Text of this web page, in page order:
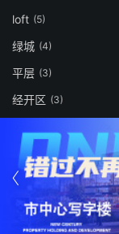
loft (5)
绿城 (4)
平层 (3)
经开区 (3)
